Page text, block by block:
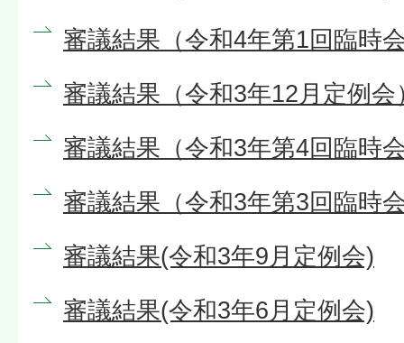
審議結果（令和4年第1回臨時
審議結果（令和3年12月定例会
審議結果（令和3年第4回臨時
審議結果（令和3年第3回臨時
審議結果(令和3年9月定例会)
審議結果(令和3年6月定例会)